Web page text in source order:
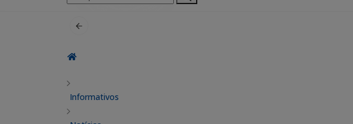
por:
Informativos